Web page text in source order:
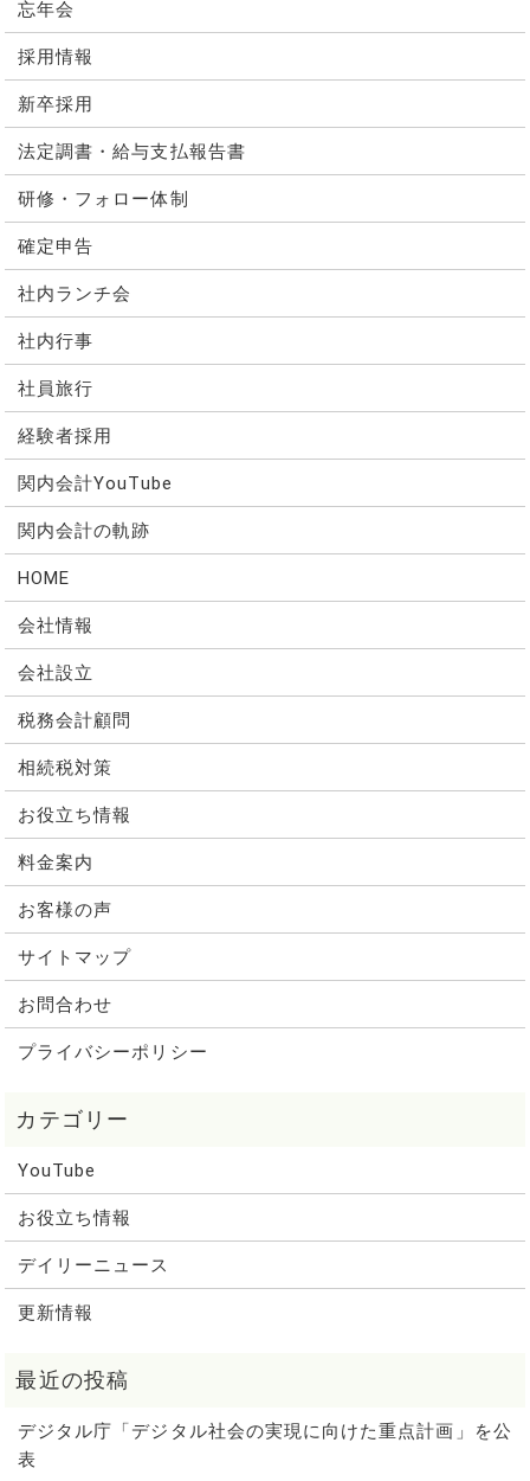
忘年会
採用情報
新卒採用
法定調書・給与支払報告書
研修・フォロー体制
確定申告
社内ランチ会
社内行事
社員旅行
経験者採用
関内会計YouTube
関内会計の軌跡
HOME
会社情報
会社設立
税務会計顧問
相続税対策
お役立ち情報
料金案内
お客様の声
サイトマップ
お問合わせ
プライバシーポリシー
YouTube
お役立ち情報
デイリーニュース
更新情報
デジタル庁「デジタル社会の実現に向けた重点計画」を公
表